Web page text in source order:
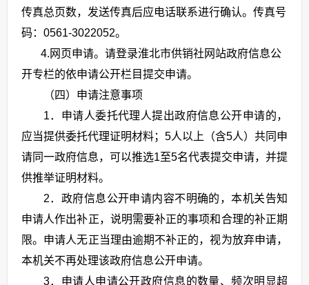
传真总页数，发送传真后应电话联系进行确认。传真号
码：0561-3022052。
4. 网页申请。请登录淮北市供销社网站政府信息公
开专栏的依申请公开栏目提交申请。
（四）申请注意事项
1．申请人委托代理人提出政府信息公开申请的，
应当提供委托代理证明材料；5人以上（含5人）共同申
请同一政府信息，可以推选1至5名代表提交申请，并提
供推举证明材料。
2．政府信息公开申请内容不明确的，本机关告知
申请人作出补正，说明需要补正的事项和合理的补正期
限。申请人无正当理由逾期不补正的，视为放弃申请，
本机关不再处理该政府信息公开申请。
3．申请人申请公开政府信息的数量、频次明显超